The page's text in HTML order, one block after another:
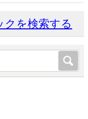
クを検索する